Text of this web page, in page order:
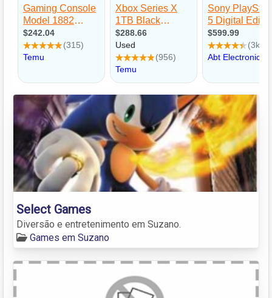
Select Games
Diversão e entretenimento em Suzano.
Games em Suzano